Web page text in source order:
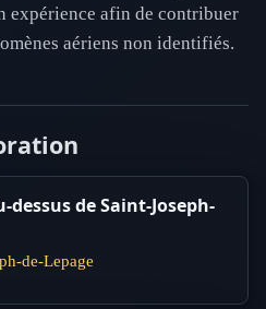
expérience afin de contribuer
aériens non identifiés.
de Saint-Joseph-
de-Lepage